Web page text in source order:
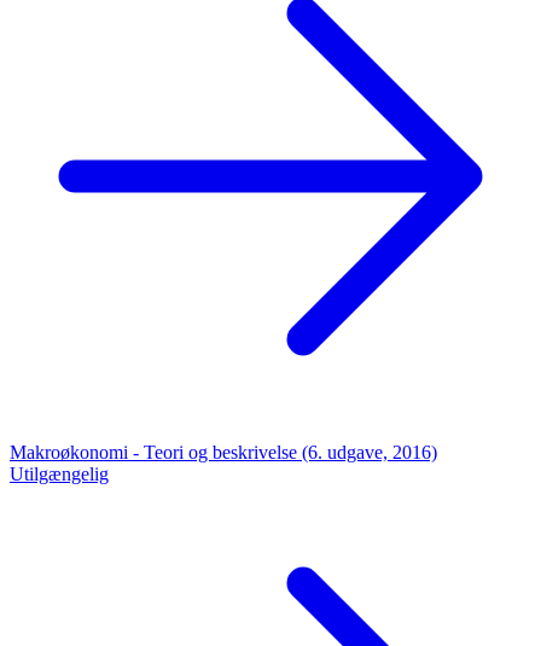
Makroøkonomi - Teori og beskrivelse (6. udgave, 2016)
Utilgængelig